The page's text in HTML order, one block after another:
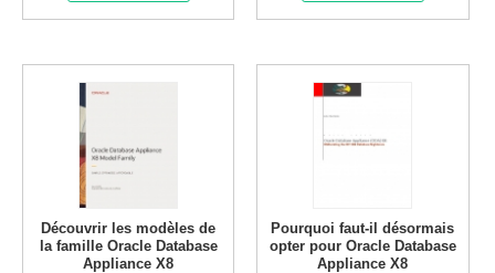
Découvrir les modèles de
la famille Oracle Database
Appliance X8
Pourquoi faut-il désormais
opter pour Oracle Database
Appliance X8